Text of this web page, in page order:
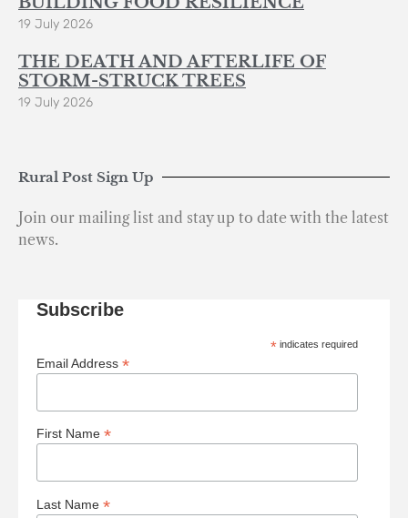
19 July 2026
THE DEATH AND AFTERLIFE OF
STORM-STRUCK TREES
19 July 2026
Rural Post Sign Up
Join our mailing list and stay up to date with the latest
news.
Subscribe
* indicates required
Email Address *
First Name *
Last Name *